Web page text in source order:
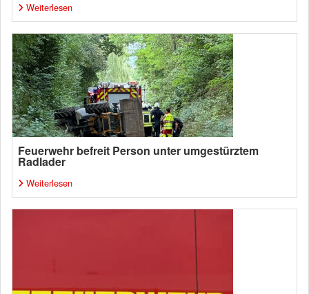
Weiterlesen
Feuerwehr befreit Person unter umgestürztem
Radlader
Weiterlesen